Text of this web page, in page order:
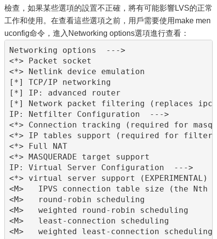
檢查，如果某些選項的設置不正確，將有可能影響LVS的正常
工作和使用。在查看這些選項之前，用戶需要使用make men
uconfig命令，進入Networking options選項進行查看：
Networking options  --->
<*> Packet socket
<*> Netlink device emulation
[*] TCP/IP networking
[*] IP: advanced router
[*] Network packet filtering (replaces
IP: Netfilter Configuration  --->
<*> Connection tracking (required for masq/
<*> IP tables support (required for
<*> Full NAT
<*> MASQUERADE target support
IP: Virtual Server Configuration  --->
<*> virtual server support (EXPERIMENTAL)
<M>   IPVS connection table size (the Nth
<M>   round-robin scheduling
<M>   weighted round-robin scheduling
<M>   least-connection scheduling
<M>   weighted least-connection scheduling